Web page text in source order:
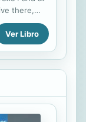
there,
wildlife.
Ver Libro